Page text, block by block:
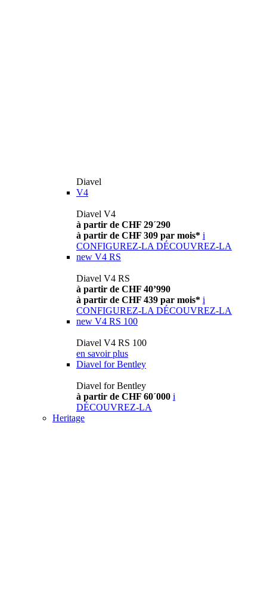
Diavel
V4
Diavel V4
à partir de CHF 29´290
à partir de CHF 309 par mois* i
CONFIGUREZ-LA DÉCOUVREZ-LA
new V4 RS
Diavel V4 RS
à partir de CHF 40’990
à partir de CHF 439 par mois* i
CONFIGUREZ-LA DÉCOUVREZ-LA
new V4 RS 100
Diavel V4 RS 100
en savoir plus
Diavel for Bentley
Diavel for Bentley
à partir de CHF 60´000 i
DÉCOUVREZ-LA
Heritage